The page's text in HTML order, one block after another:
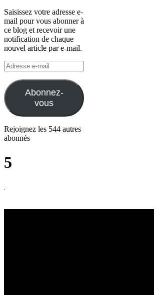
Saisissez votre adresse e-
mail pour vous abonner à
ce blog et recevoir une
notification de chaque
nouvel article par e-mail.
Adresse
e-
mail
Abonnez-
vous
Rejoignez les 544 autres
abonnés
5